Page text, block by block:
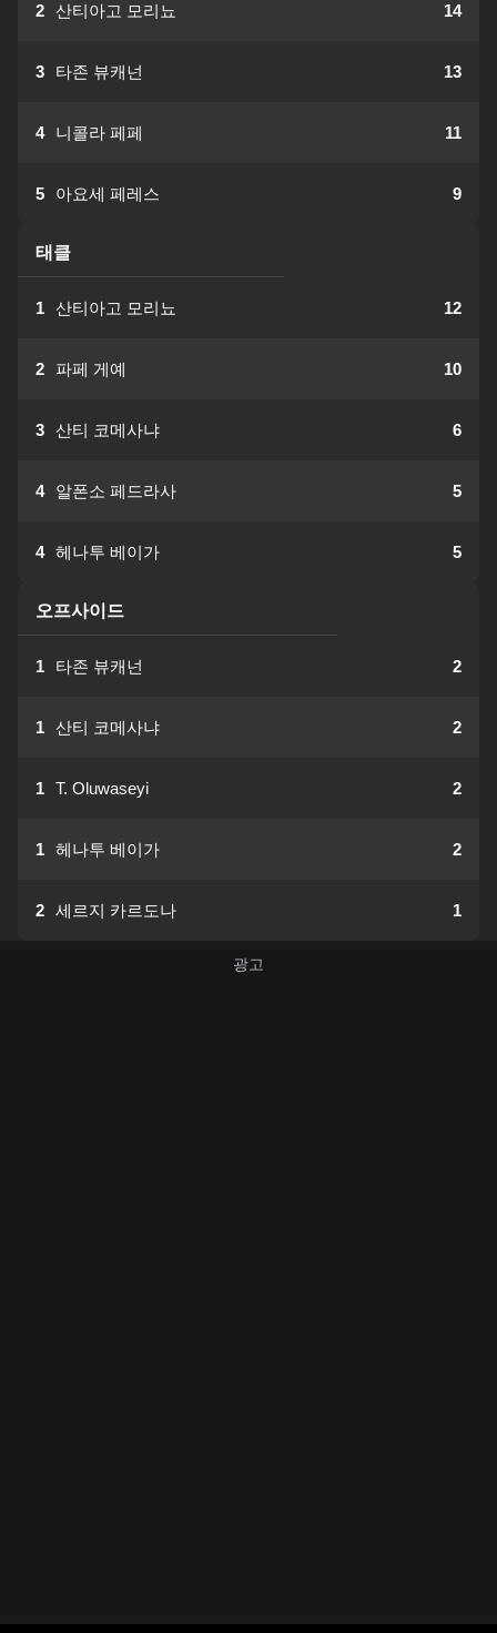
2 산티아고 모리뇨 14
3 타존 뷰캐넌 13
4 니콜라 페페 11
5 아요세 페레스 9
태클
1 산티아고 모리뇨 12
2 파페 게예 10
3 산티 코메사냐 6
4 알폰소 페드라사 5
4 헤나투 베이가 5
오프사이드
1 타존 뷰캐넌 2
1 산티 코메사냐 2
1 T. Oluwaseyi 2
1 헤나투 베이가 2
2 세르지 카르도나 1